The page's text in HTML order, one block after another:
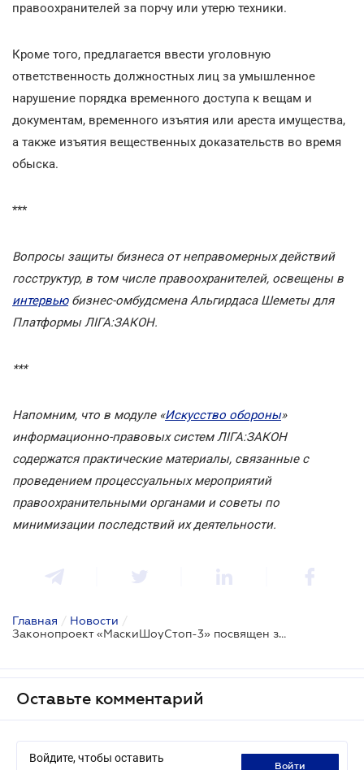
правоохранителей за порчу или утерю техники.
Кроме того, предлагается ввести уголовную
ответственность должностных лиц за умышленное
нарушение порядка временного доступа к вещам и
документам, временного изъятия или ареста имущества,
а также изъятия вещественных доказательств во время
обыска.
***
Вопросы защиты бизнеса от неправомерных действий
госструктур, в том числе правоохранителей, освещены в
интервью бизнес-омбудсмена Альгирдаса Шеметы для
Платформы ЛІГА:ЗАКОН.
***
Напомним, что в модуле «Искусство обороны»
информационно-правовых систем ЛІГА:ЗАКОН
содержатся практические материалы, связанные с
проведением процессуальных мероприятий
правоохранительными органами и советы по
минимизации последствий их деятельности.
Главная / Новости /
Законопроект «МаскиШоуСтоп-3» посвящен защите ІТ-компаний
Оставьте комментарий
Войдите, чтобы оставить
войти